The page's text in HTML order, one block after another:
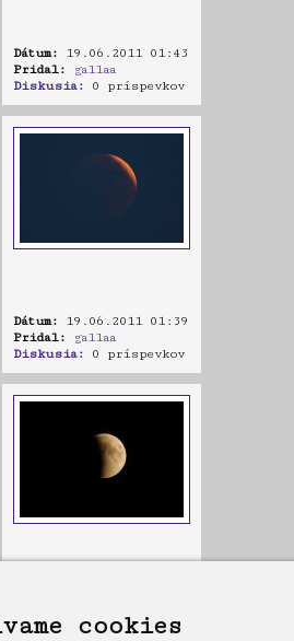
cookies
Dátum: 19.06.2011 01:43
Pridal:
gallaa
Diskusia: 0 príspevkov
Dátum: 19.06.2011 01:39
Pridal:
gallaa
Diskusia: 0 príspevkov
Diskusia:0 príspevkov